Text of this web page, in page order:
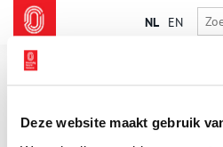
Deze website maakt gebruik
NL EN